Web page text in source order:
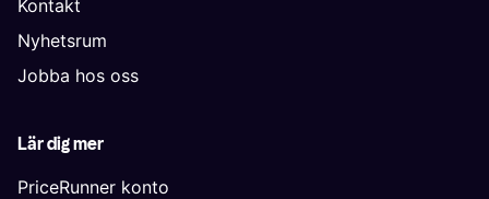
Kontakt
Nyhetsrum
Jobba hos oss
Lär dig mer
PriceRunner konto